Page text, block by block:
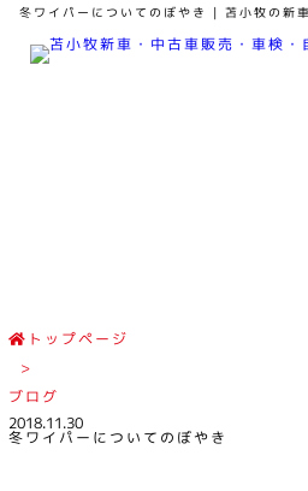
冬ワイパーについてのぼやき | 苫小牧の新
トップページ
>
ブログ
2018.11.30
冬ワイパーについてのぼやき